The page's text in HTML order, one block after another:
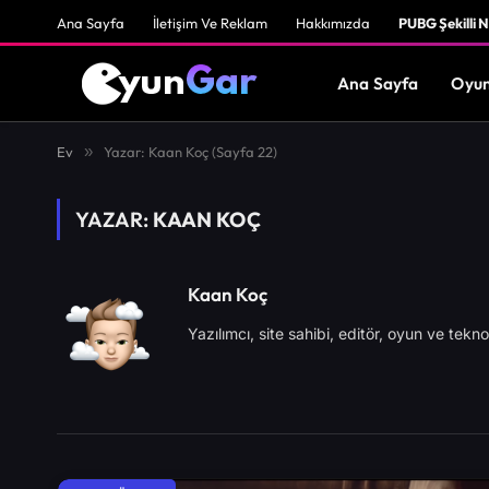
Ana Sayfa İletişim Ve Reklam Hakkımızda PUBG Şekilli
Ana Sayfa
Ev » Yazar: Kaan Koç (Sayfa 22)
YAZAR: KAAN KOÇ
Kaan Koç
Yazılımcı, site sahibi, editör, oyun ve